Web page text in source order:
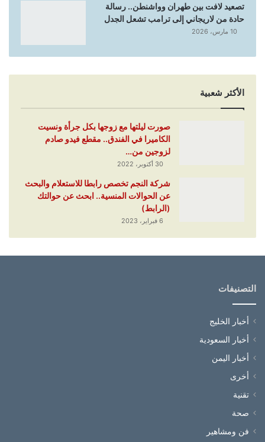
تصعيد لافت بين طهران وواشنطن.. رسالة
حادة من لاريجاني إلى ترامب تشعل الجدل
10 مارس، 2026
الأكثر شعبية
صورت ليلتها مع زوجها بكل جرأة ونسيت
الكاميرا في الفندق.. مقطع فيدو صادم
لزوجين من…
30 أكتوبر، 2022
شركة النجم تخصص رابطا للاستعلام والبحث
عن الحوالات المنسية.. ابحث عن حوالتك
(الرابط)
6 فبراير، 2023
التصنيفات
أخبار الخليج
أخبار السعودية
أخبار اليمن
أخرى
تقنية
صحة
فن ومشاهير